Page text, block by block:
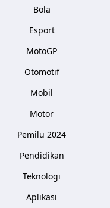
Bola
Esport
MotoGP
Otomotif
Mobil
Motor
Pemilu 2024
Pendidikan
Teknologi
Aplikasi